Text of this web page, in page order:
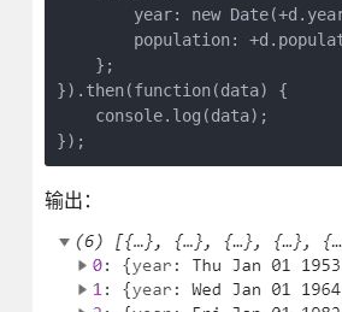
year: new
population:
    };
}).then(function(data) {
    console.log(data);
});
输出：